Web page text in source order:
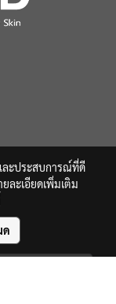
ละประสบการณ์ที่ดี
ละเอียดเพิ่มเติม
ด